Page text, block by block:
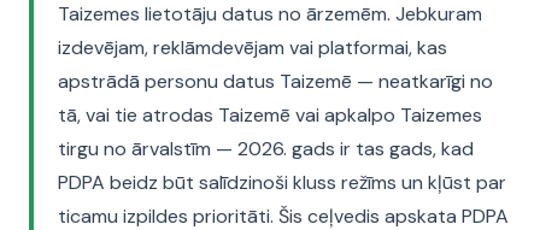
Taizemes lietotāju datus no ārzemēm. Jebkuram
izdevējam, reklāmdevējam vai platformai, kas
apstrādā personu datus Taizemē — neatkarīgi no
tā, vai tie atrodas Taizemē vai apkalpo Taizemes
tirgu no ārvalstīm — 2026. gads ir tas gads, kad
PDPA beidz būt salīdzinoši kluss režīms un kļūst par
ticamu izpildes prioritāti. Šis ceļvedis apskata PDPA